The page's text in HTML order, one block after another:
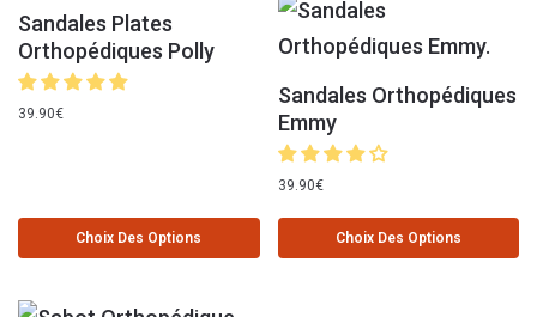
Sandales Plates
Orthopédiques Polly
39.90€
Choix Des Options
Sandales Orthopédiques
Emmy
39.90€
Choix Des Options